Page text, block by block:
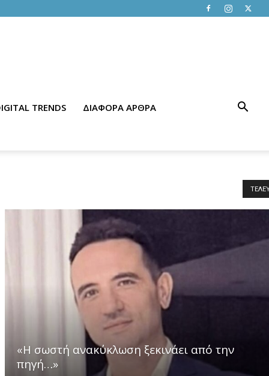
TRENDS ΔΙΑΦΟΡΑ ΑΡΘΡΑ
«Η σωστή ανακύκλωση ξεκινάει από την
πηγή…»